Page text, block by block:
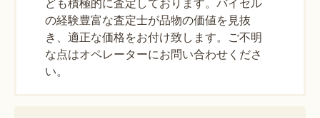
の経験豊富な査定士が品物の価値を見抜
き、適正な価格をお付け致します。ご不明
な点はオペレーターにお問い合わせくださ
い。